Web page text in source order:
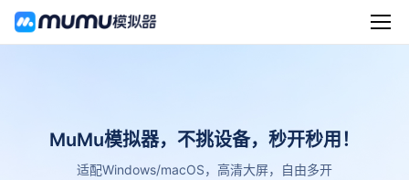
MuMu模拟器，不挑设备，秒开秒用！
适配Windows/macOS，高清大屏，自由多开